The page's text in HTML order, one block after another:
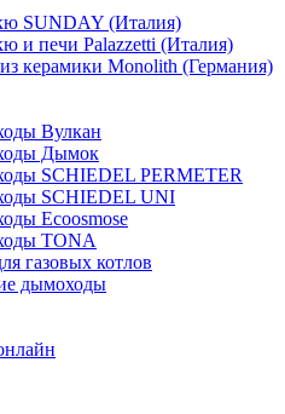
SUNDAY (Италия)
и печи Palazzetti (Италия)
керамики Monolith (Германия)
Вулкан
Дымок
SCHIEDEL PERMETER
SCHIEDEL UNI
Ecoosmose
TONA
газовых котлов
дымоходы